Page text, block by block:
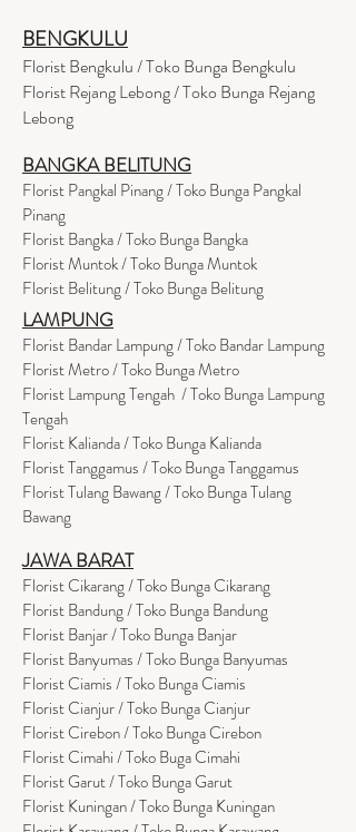
BENGKULU
Florist Bengkulu / Toko Bunga Bengkulu
Florist Rejang Lebong / Toko Bunga Rejang
Lebong
BANGKA BELITUNG
Florist Pangkal Pinang / Toko Bunga Pangkal
Pinang
Florist Bangka / Toko Bunga Bangka
Florist Muntok / Toko Bunga Muntok
Florist Belitung / Toko Bunga Belitung
LAMPUNG
Florist Bandar Lampung / Toko Bandar Lampung
Florist Metro / Toko Bunga Metro
Florist Lampung Tengah / Toko Bunga Lampung
Tengah
Florist Kalianda / Toko Bunga Kalianda
Florist Tanggamus / Toko Bunga Tanggamus
Florist Tulang Bawang / Toko Bunga Tulang
Bawang
JAWA BARAT
Florist Cikarang/ Toko Bunga Cikarang
Florist Bandung / Toko Bunga Bandung
Florist Banjar / Toko Bunga Banjar
Florist Banyumas / Toko Bunga Banyumas
Florist Ciamis / Toko Bunga Ciamis
Florist Cianjur / Toko Bunga Cianjur
Florist Cirebon / Toko Bunga Cirebon
Florist Cimahi / Toko Buga Cimahi
Florist Garut / Toko Bunga Garut
Florist Kuningan / Toko Bunga Kuningan